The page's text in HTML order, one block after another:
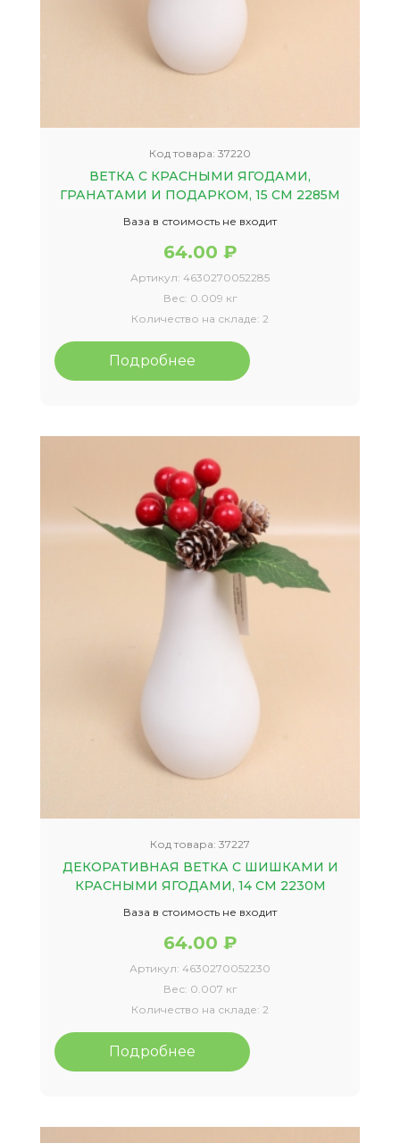
Код товара: 37220
ВЕТКА С КРАСНЫМИ ЯГОДАМИ,
ГРАНАТАМИ И ПОДАРКОМ, 15 СМ 2285М
Ваза в стоимость не входит
64.00 ₽
Артикул: 4630270052285
Вес: 0.009 кг
Количество на складе: 2
Подробнее
Код товара: 37227
ДЕКОРАТИВНАЯ ВЕТКА С ШИШКАМИ И
КРАСНЫМИ ЯГОДАМИ, 14 СМ 2230М
Ваза в стоимость не входит
64.00 ₽
Артикул: 4630270052230
Вес: 0.007 кг
Количество на складе: 2
Подробнее